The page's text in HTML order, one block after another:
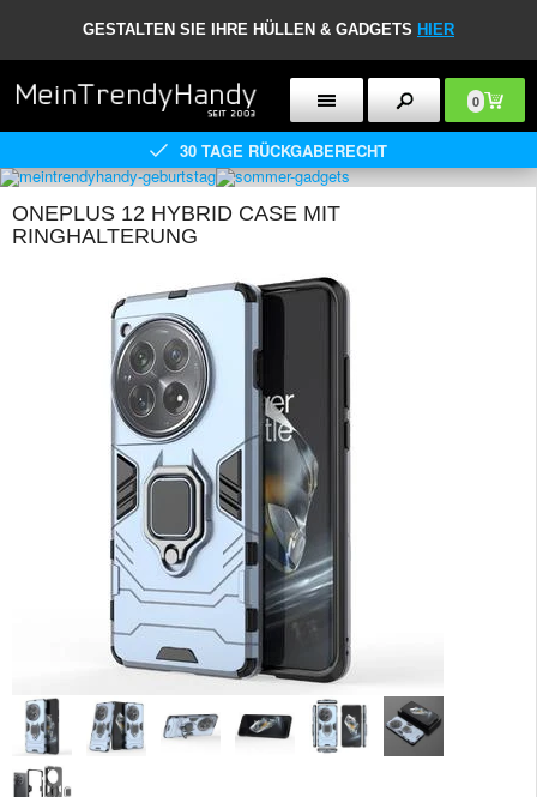
GESTALTEN SIE IHRE HÜLLEN & GADGETS HIER
0
30 TAGE RÜCKGABERECHT
ONEPLUS 12 HYBRID CASE MIT
RINGHALTERUNG